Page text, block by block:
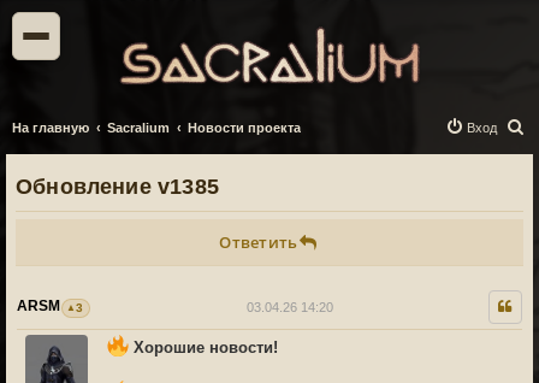
На главную Sacralium Новости проекта
о
Вход
Обновление v1385
Ответить
ARSM 3 03.04.26 14:20
Хорошие новости!